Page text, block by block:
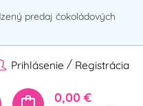
predaj čokoládových
Prihlásenie / Registrácia
0,00 €